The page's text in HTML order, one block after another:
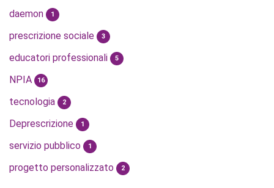
daemon 1
prescrizione sociale 3
educatori professionali 5
NPIA 16
tecnologia 2
Deprescrizione 1
servizio pubblico 1
progetto personalizzato 2